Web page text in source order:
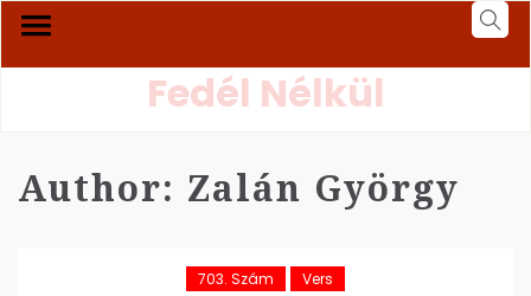
Fedél Nélkül
Author: Zalán György
703. Szám Vers